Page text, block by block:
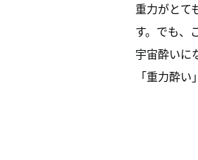
重力がとて
す。でも、
宇宙酔いに
「重力酔